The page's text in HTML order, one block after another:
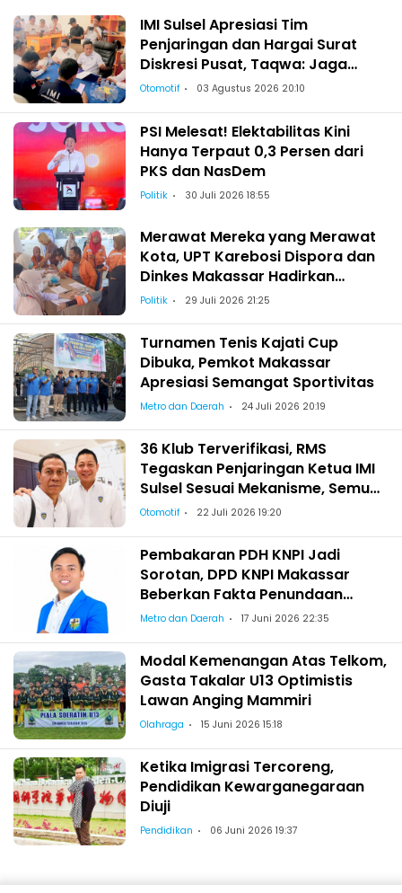
IMI Sulsel Apresiasi Tim
Penjaringan dan Hargai Surat
Diskresi Pusat, Taqwa: Jaga
Kekeluargaan-Kebersamaan
Otomotif 03 Agustus 2026 20:10
PSI Melesat! Elektabilitas Kini
Hanya Terpaut 0,3 Persen dari
PKS dan NasDem
Politik 30 Juli 2026 18:55
Merawat Mereka yang Merawat
Kota, UPT Karebosi Dispora dan
Dinkes Makassar Hadirkan
Pemeriksaan Kesehatan bagi
Politik 29 Juli 2026 21:25
Turnamen Tenis Kajati Cup
Dibuka, Pemkot Makassar
Apresiasi Semangat Sportivitas
Metro dan Daerah 24 Juli 2026 20:19
36 Klub Terverifikasi, RMS
Tegaskan Penjaringan Ketua IMI
Sulsel Sesuai Mekanisme, Semua
Berhak Maju!
Otomotif 22 Juli 2026 19:20
Pembakaran PDH KNPI Jadi
Sorotan, DPD KNPI Makassar
Beberkan Fakta Penundaan
Pelantikan Wajo
Metro dan Daerah 17 Juni 2026 22:35
Modal Kemenangan Atas Telkom,
Gasta Takalar U13 Optimistis
Lawan Anging Mammiri
Olahraga 15 Juni 2026 15:18
Ketika Imigrasi Tercoreng,
Pendidikan Kewarganegaraan
Diuji
Pendidikan 06 Juni 2026 19:37